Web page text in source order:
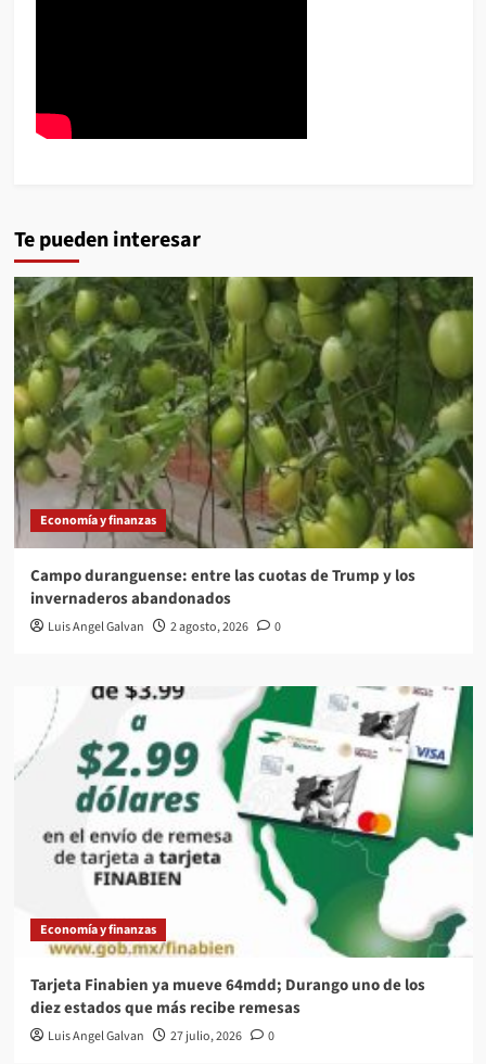
Te pueden interesar
Economía y finanzas
Campo duranguense: entre las cuotas de Trump y los
invernaderos abandonados
Luis Angel Galvan 2 agosto, 2026 0
Economía y finanzas
Tarjeta Finabien ya mueve 64mdd; Durango uno de los
diez estados que más recibe remesas
Luis Angel Galvan 27 julio, 2026 0